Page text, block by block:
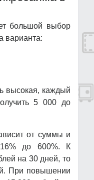
большой выбор
варианта:
высокая, каждый
5 000 до
от суммы и
до 600%. К
на 30 дней, то
При повышении